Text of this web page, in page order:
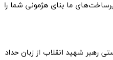
ما بنای هژمونی شما را
رهبر شهید انقلاب از زبان حداد